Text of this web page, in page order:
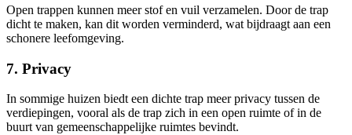
Open trappen kunnen meer stof en vuil verzamelen. Door de trap
dicht te maken, kan dit worden verminderd, wat bijdraagt aan een
schonere leefomgeving.
7. Privacy
In sommige huizen biedt een dichte trap meer privacy tussen de
verdiepingen, vooral als de trap zich in een open ruimte of in de
buurt van gemeenschappelijke ruimtes bevindt.